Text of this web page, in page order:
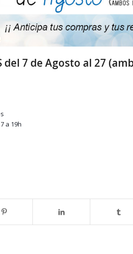
del 7 de Agosto al 27
a 19h